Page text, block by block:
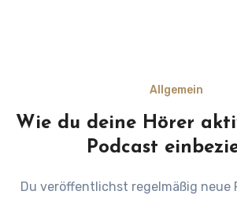
Allgemein
Wie du deine Hörer
Podcast
Du veröffentlichst regelmäßig neue Podcast-Folgen,